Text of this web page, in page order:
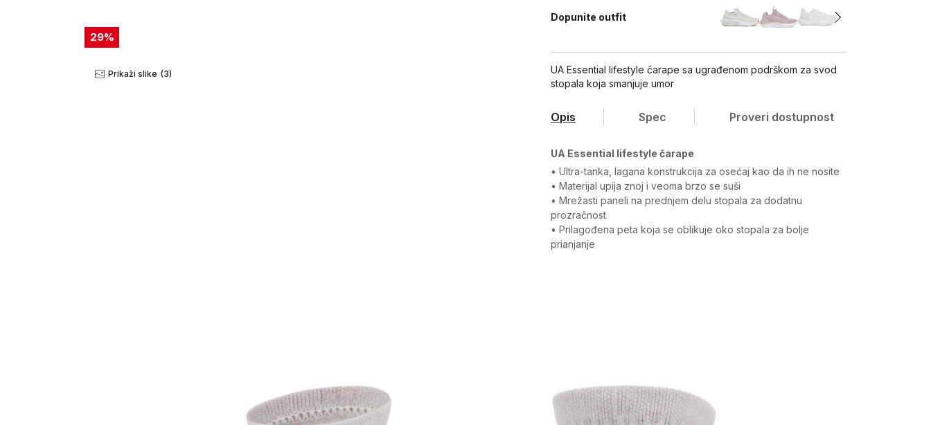
29%
Prikaži slike (3)
Dopunite outfit
UA Essential lifestyle čarape sa ugrađenom podrškom za svod
stopala koja smanjuje umor
Opis Spec Proveri dostupnost
UA Essential lifestyle čarape
• Ultra-tanka, lagana konstrukcija za osećaj kao da ih ne nosite
• Materijal upija znoj i veoma brzo se suši
• Mrežasti paneli na prednjem delu stopala za dodatnu
prozračnost
• Prilagođena peta koja se oblikuje oko stopala za bolje
prianjanje
Brend Under Armour